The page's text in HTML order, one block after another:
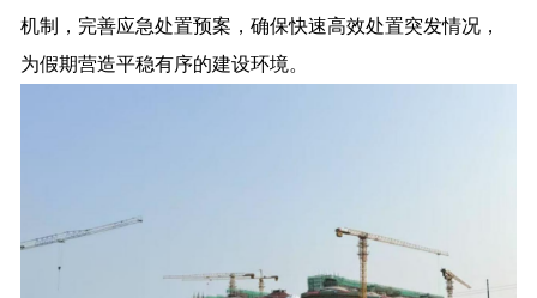
机制，完善应急处置预案，确保快速高效处置突发情况，
为假期营造平稳有序的建设环境。